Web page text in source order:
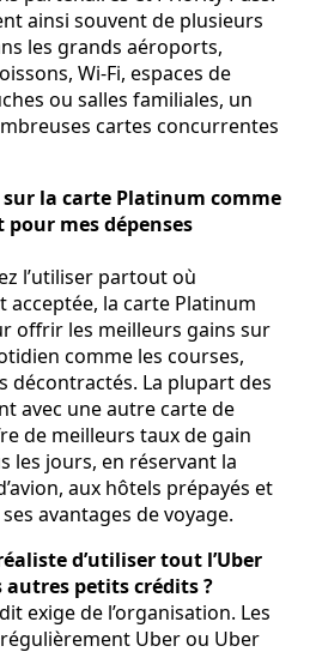
ainsi souvent de plusieurs
les grands aéroports,
Wi‑Fi, espaces de
ou salles familiales, un
cartes concurrentes
sur la carte Platinum comme
mes dépenses
l’utiliser partout où
acceptée, la carte Platinum
offrir les meilleurs gains sur
comme les courses,
décontractés. La plupart des
avec une autre carte de
de meilleurs taux de gain
les jours, en réservant la
aux hôtels prépayés et
avantages de voyage.
d’utiliser tout l’Uber
autres petits crédits ?
exige de l’organisation. Les
Uber ou Uber